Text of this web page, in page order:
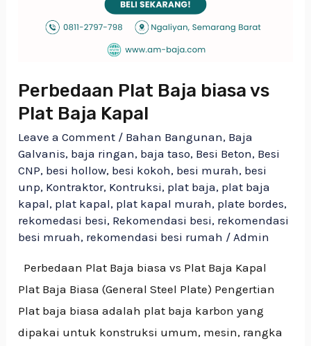
Perbedaan Plat Baja biasa vs
Plat Baja Kapal
Leave a Comment / Bahan Bangunan, Baja
Galvanis, baja ringan, baja taso, Besi Beton, Besi
CNP, besi hollow, besi kokoh, besi murah, besi
unp, Kontraktor, Kontruksi, plat baja, plat baja
kapal, plat kapal, plat kapal murah, plate bordes,
rekomedasi besi, Rekomendasi besi, rekomendasi
besi mruah, rekomendasi besi rumah /Admin
Perbedaan Plat Baja biasa vs Plat Baja Kapal
Plat Baja Biasa (General Steel Plate) Pengertian
Plat baja biasa adalah plat baja karbon yang
dipakai untuk konstruksi umum, mesin, rangka